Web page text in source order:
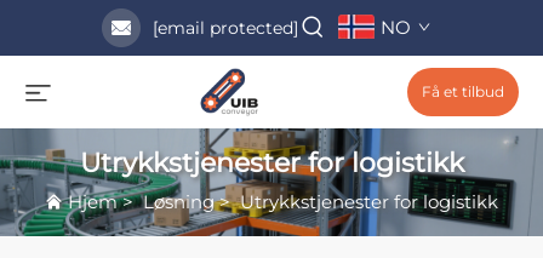
[email protected] NO
Få et tilbud
Utrykkstjenester for logistikk
Hjem>Løsning>Utrykkstjenester for logistikk